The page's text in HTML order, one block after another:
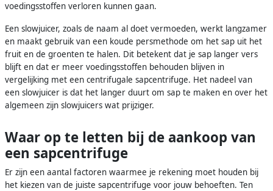
voedingsstoffen verloren kunnen gaan.
Een slowjuicer, zoals de naam al doet vermoeden, werkt langzamer
en maakt gebruik van een koude persmethode om het sap uit het
fruit en de groenten te halen. Dit betekent dat je sap langer vers
blijft en dat er meer voedingsstoffen behouden blijven in
vergelijking met een centrifugale sapcentrifuge. Het nadeel van
een slowjuicer is dat het langer duurt om sap te maken en over het
algemeen zijn slowjuicers wat prijziger.
Waar op te letten bij de aankoop van
een sapcentrifuge
Er zijn een aantal factoren waarmee je rekening moet houden bij
het kiezen van de juiste sapcentrifuge voor jouw behoeften. Ten